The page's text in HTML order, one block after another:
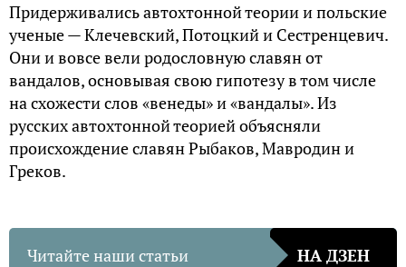
Придерживались автохтонной теории и польские
ученые — Клечевский, Потоцкий и Сестренцевич.
Они и вовсе вели родословную славян от
вандалов, основывая свою гипотезу в том числе
на схожести слов «венеды» и «вандалы». Из
русских автохтонной теорией объясняли
происхождение славян Рыбаков, Мавродин и
Греков.
Читайте наши статьи НА ДЗЕН